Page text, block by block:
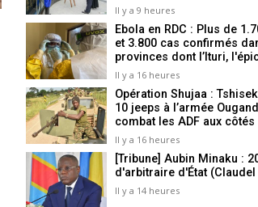
Il y a 9 heures
Ebola en RDC : Plus de
et 3.800 cas confirmés
provinces dont l’Ituri,
Il y a 16 heures
Opération Shujaa :
10 jeeps à l’armée
combat les ADF aux côtés
Il y a 16 heures
[Tribune] Aubin Minaku :
d'arbitraire d'État (Claudel
Il y a 14 heures